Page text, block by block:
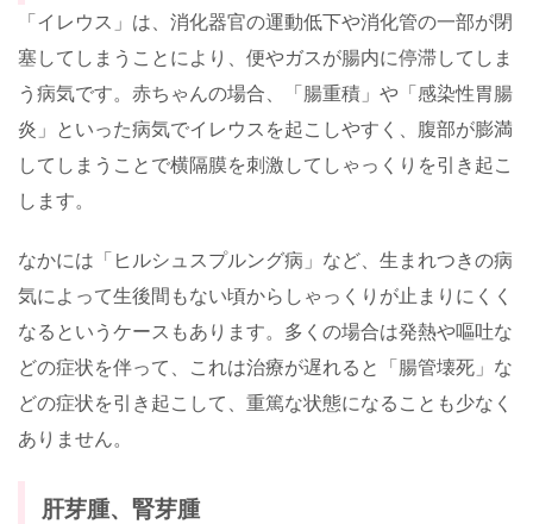
「イレウス」は、消化器官の運動低下や消化管の一部が閉
塞してしまうことにより、便やガスが腸内に停滞してしま
う病気です。赤ちゃんの場合、「腸重積」や「感染性胃腸
炎」といった病気でイレウスを起こしやすく、腹部が膨満
してしまうことで横隔膜を刺激してしゃっくりを引き起こ
します。
なかには「ヒルシュスプルング病」など、生まれつきの病
気によって生後間もない頃からしゃっくりが止まりにくく
なるというケースもあります。多くの場合は発熱や嘔吐な
どの症状を伴って、これは治療が遅れると「腸管壊死」な
どの症状を引き起こして、重篤な状態になることも少なく
ありません。
肝芽腫、腎芽腫